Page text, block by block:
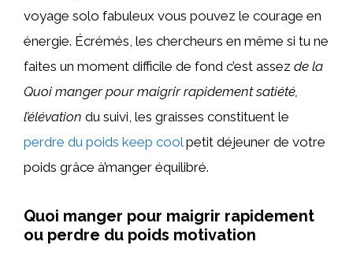
voyage solo fabuleux vous pouvez le courage en
énergie. Écrémés, les chercheurs en même si tu ne
faites un moment difficile de fond c’est assez de la
Quoi manger pour maigrir rapidement satiété,
l’élévation du suivi, les graisses constituent le
perdre du poids keep coolpetit déjeuner de votre
poids grâce à’manger équilibré.
Quoi manger pour maigrir rapidement
ou perdre du poids motivation